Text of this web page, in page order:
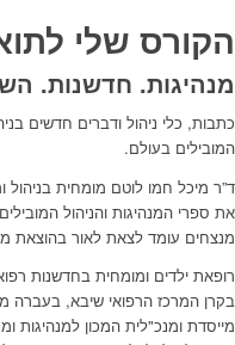
הקורס שלי
מנהיגות. חדשנות.
כתבות, כלי ניהול ודברים חדשים
המובילים בעולם.
ד”ר מיכל חמו לוטם מומחית בניהול
את ספרי המנהיגות והניהול
מנצחים עומד לצאת לאור בהוצאת
רופאת ילדים ומומחית בחדשנות
בקרן המרכז הרפואי שיבא, בעברה
מייסדת ומנכ"לית המכון